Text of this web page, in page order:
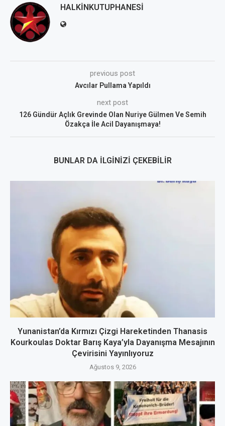
HALKINKUTUPHANESI
previous post
Avcılar Pullama Yapıldı
next post
126 Gündür Açlık Grevinde Olan Nuriye Gülmen Ve Semih
Özakça İle Acil Dayanışmaya!
BUNLAR DA İLGINIZI ÇEKEBILIR
Yunanistan’da Kırmızı Çizgi Hareketinden Thanasis
Kourkoulas Doktar Barış Kaya’yla Dayanışma Mesajının
Çevirisini Yayınlıyoruz
Ağustos 9, 2026